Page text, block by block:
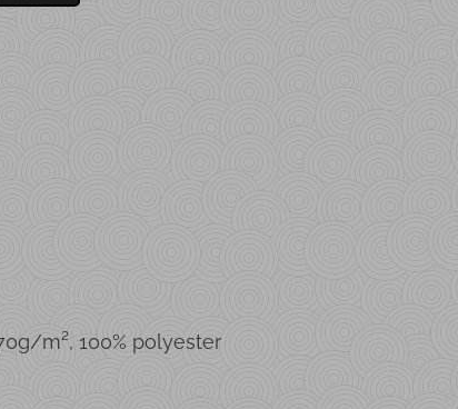
m², 100% polyester